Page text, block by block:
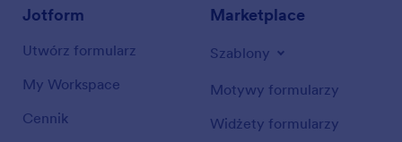
Jotform
Utwórz formularz
My Workspace
Cennik
Marketplace
Szablony
Motywy formularzy
Widżety formularzy